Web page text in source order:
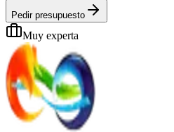
Pedir presupuesto
Muy experta